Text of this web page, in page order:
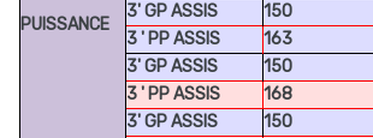
PUISSANCE
3' GP ASSIS
150
3 ' PP ASSIS
163
3' GP ASSIS
150
3 ' PP ASSIS
168
3' GP ASSIS
150